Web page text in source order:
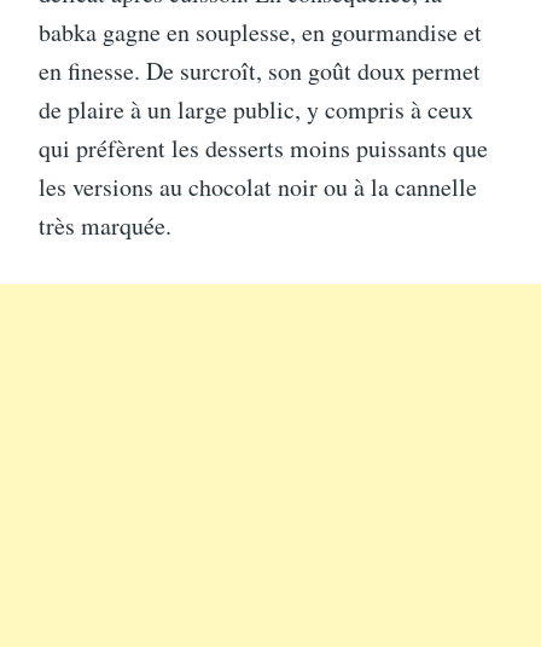
babka gagne en souplesse, en gourmandise et
en finesse. De surcroît, son goût doux permet
de plaire à un large public, y compris à ceux
qui préfèrent les desserts moins puissants que
les versions au chocolat noir ou à la cannelle
très marquée.